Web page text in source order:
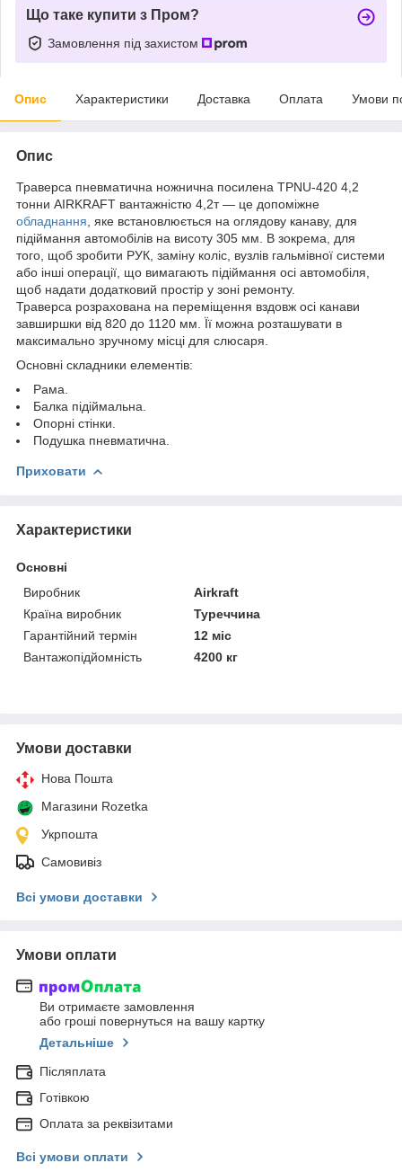
Що таке купити з Пром?
Замовлення під захистом
Опис Характеристики Доставка Оплата Умови
Опис
Траверса пневматична ножнична посилена TPNU-420 4,2
тонни AIRKRAFT вантажністю 4,2т — це допоміжне
обладнання , яке встановлюється на оглядову канаву, для
підіймання автомобілів на висоту 305 мм. В зокрема, для
того, щоб зробити РУК, заміну коліс, вузлів гальмівної системи
або інші операції, що вимагають підіймання осі автомобіля,
щоб надати додатковий простір у зоні ремонту.
Траверса розрахована на переміщення вздовж осі канави
завширшки від 820 до 1120 мм. Її можна розташувати в
максимально зручному місці для слюсаря.
Основні складники елементів:
Рама.
Балка підіймальна.
Опорні стінки.
Подушка пневматична.
Приховати
Характеристики
Основні
Виробник
Airkraft
Країна виробник
Туреччина
Гарантійний термін
12 міс
Вантажопідйомність
4200 кг
Умови доставки
Нова Пошта
Магазини Rozetka
Укрпошта
Самовивіз
Всі умови доставки
Умови оплати
Ви отримаєте замовлення
або гроші повернуться на вашу картку
Детальніше
Післяплата
Готівкою
Оплата за реквізитами
Всі умови оплати